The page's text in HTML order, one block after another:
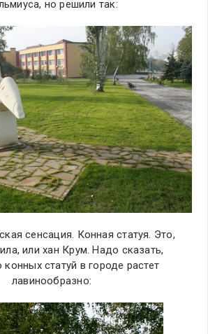
но решили так:
сенсация. Конная статуя. Это,
или хан Крум. Надо сказать,
конных статуй в городе растет
лавинообразно: